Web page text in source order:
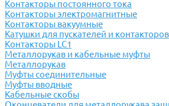
Контакторы постоянного тока
Контакторы электромагнитные
Контакторы вакуумные
Катушки для пускателей и
Контакторы LC1
Металлорукав и кабельные муфты
Металлорукав
Муфты соединительные
Муфты вводные
Кабельные скобы